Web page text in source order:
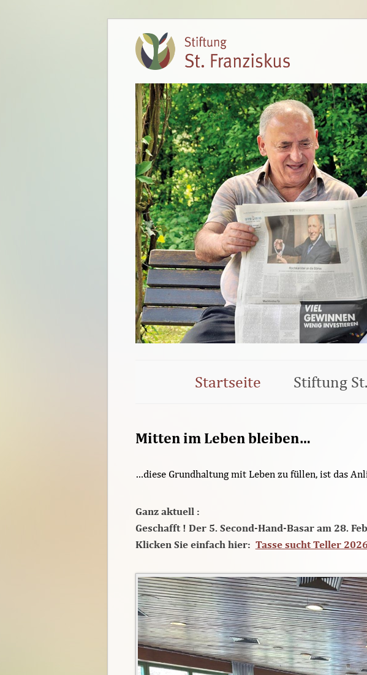
Startseite Stiftung
Mitten im Leben bleiben…
…diese Grundhaltung mit Leben zu füllen, ist das
Ganz aktuell :
Geschafft ! Der 5. Second-Hand-Basar am 28.
Klicken Sie einfach hier: Tasse sucht Teller